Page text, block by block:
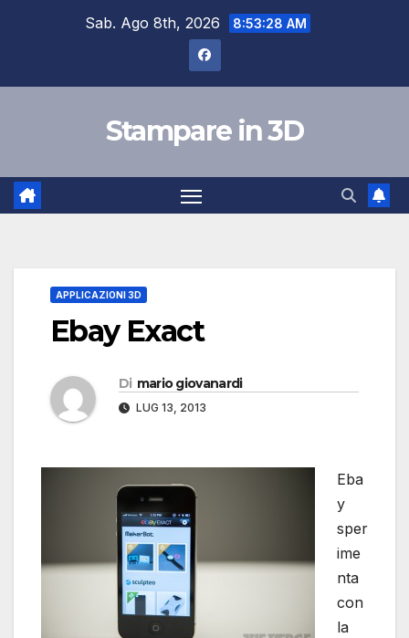
Sab. Ago 8th, 2026 8:53:29 AM
Stampare in 3D
APPLICAZIONI 3D
Ebay Exact
Di mario giovanardi
LUG 13, 2013
Eba
y
sper
ime
nta
con
la